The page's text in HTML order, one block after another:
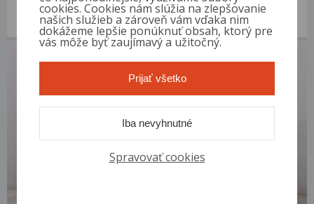
2006 | 253 868 km | Diesel | 2.0 TDI | VIN: WVWZZZ3CZ6P034163
3 000 € od 14 €/mes.
cookies. Cookies nám slúžia na zlepšovanie
našich služieb a zároveň vám vďaka nim
dokážeme lepšie ponúknuť obsah, ktorý pre
vás môže byť zaujímavý a užitočný.
Spravovať cookies
Iba nevyhnutné
Prijať všetko